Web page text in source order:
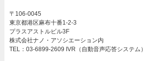
〒106-0045
東京都港区麻布十番1-2-3
プラスアストルビル3F
株式会社ナノ・アソシエーション内
TEL：03-6899-2609 IVR（自動音声応答システム）